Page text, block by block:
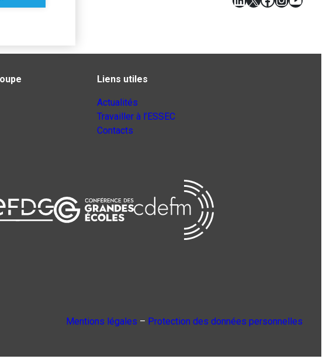
Liens utiles
Actualités
Travailler à l’ESSEC
Contacts
Mentions légales – Protection des données personnelles